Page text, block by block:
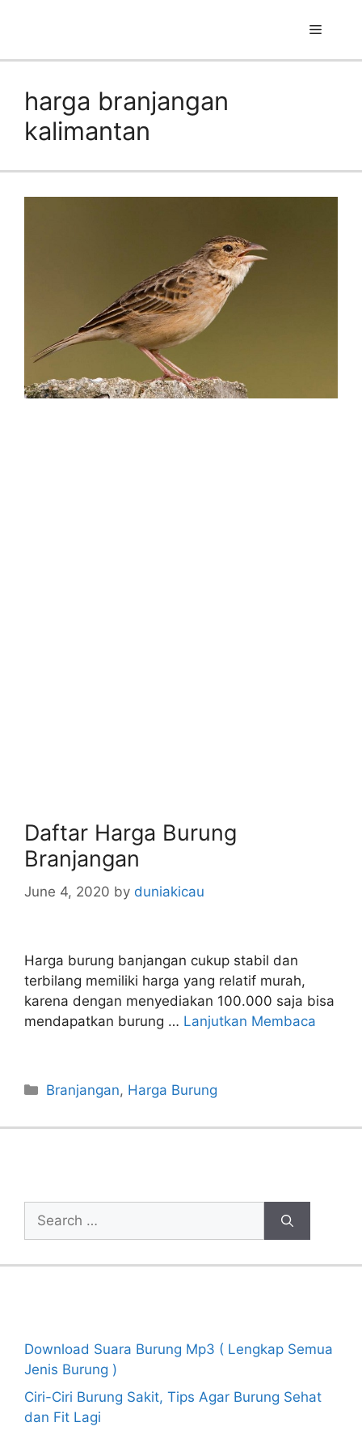
Menu
harga branjangan
kalimantan
Daftar Harga Burung
Branjangan
June 4, 2020 by duniakicau
Harga burung banjangan cukup stabil dan
terbilang memiliki harga yang relatif murah,
karena dengan menyediakan 100.000 saja bisa
mendapatkan burung … Lanjutkan Membaca
Categories
Branjangan, Harga Burung
Search
for:
Download Suara Burung Mp3 ( Lengkap Semua
Jenis Burung )
Ciri-Ciri Burung Sakit, Tips Agar Burung Sehat
dan Fit Lagi